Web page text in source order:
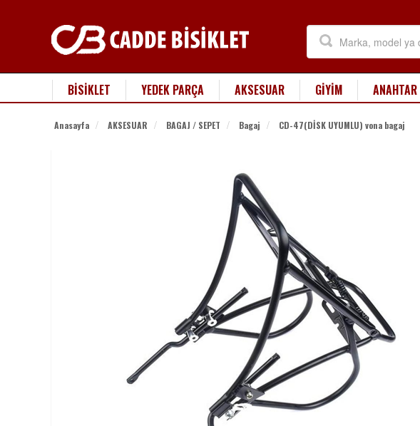
BİSİKLET YEDEK PARÇA AKSESUAR GİYİM
Anasayfa AKSESUAR BAGAJ / SEPET Bagaj CD-47(DİSK UYUMLU) vona bagaj